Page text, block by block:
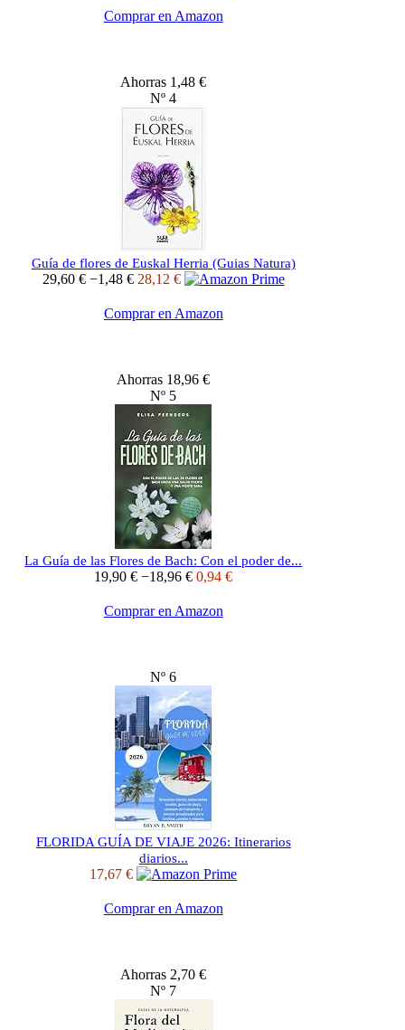
Comprar en Amazon
Ahorras 1,48 €
Nº 4
Guía de flores de Euskal Herria (Guias Natura)
29,60 € −1,48 € 28,12 €
Comprar en Amazon
Ahorras 18,96 €
Nº 5
La Guía de las Flores de Bach: Con el poder de...
19,90 € −18,96 € 0,94 €
Comprar en Amazon
Nº 6
FLORIDA GUÍA DE VIAJE 2026: Itinerarios
diarios...
17,67 €
Comprar en Amazon
Ahorras 2,70 €
Nº 7